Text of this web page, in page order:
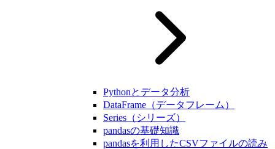
Pythonとデータ分析
DataFrame（データフレーム）
Series（シリーズ）
pandasの基礎知識
pandasを利用したCSVファイルの読み